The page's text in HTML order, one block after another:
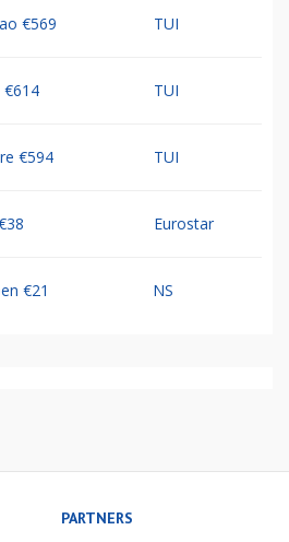
€569 TUI
€614 TUI
€594 TUI
Eurostar
€21 NS
PARTNERS